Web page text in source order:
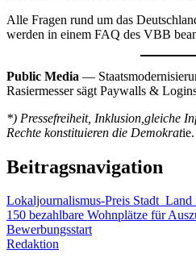
Alle Fragen rund um das
werden in einem FAQ des VBB
Public Media —
Rasiermesser sägt Paywalls &
*) Pressefreiheit, Inklusion,gleiche
Rechte konstituieren die Demokratie.
Beitragsnavigation
Lokaljournalismus-Preis Stadt_Land
150 bezahlbare Wohnplätze für
Bewerbungsstart
Redaktion